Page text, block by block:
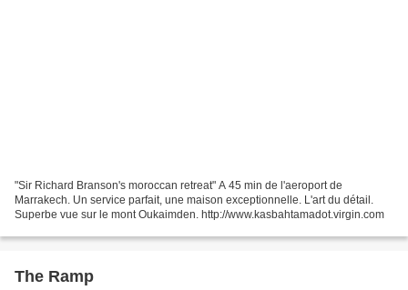
"Sir Richard Branson's moroccan retreat" A 45 min de l'aeroport de
Marrakech. Un service parfait, une maison exceptionnelle. L'art du détail.
Superbe vue sur le mont Oukaimden. http://www.kasbahtamadot.virgin.com
The Ramp